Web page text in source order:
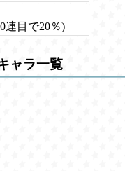
連目で20％)
ャラ一覧